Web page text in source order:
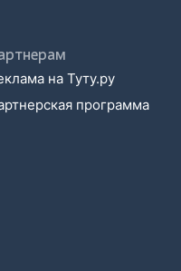
на Туту.ру
программа